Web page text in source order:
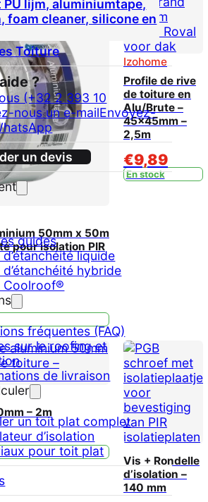
Toiture
?
(+32 2 393 10
nous un e-mailEnvoyez-
un devis
guides
d’étanchéité liquide
d’étanchéité hybride
Coolroof®
fréquentes (FAQ)
sur le roofing et
de livraison
un toit plat complet
d’isolation
pour toit plat
50mm x 50m
pour isolation PIR
Izohome
Profile de rive
de toiture en
Alu/Brute –
45x45mm –
2,5m
€9,89
En stock
– 2m
Vis + Rondelle
d’isolation –
140 mm